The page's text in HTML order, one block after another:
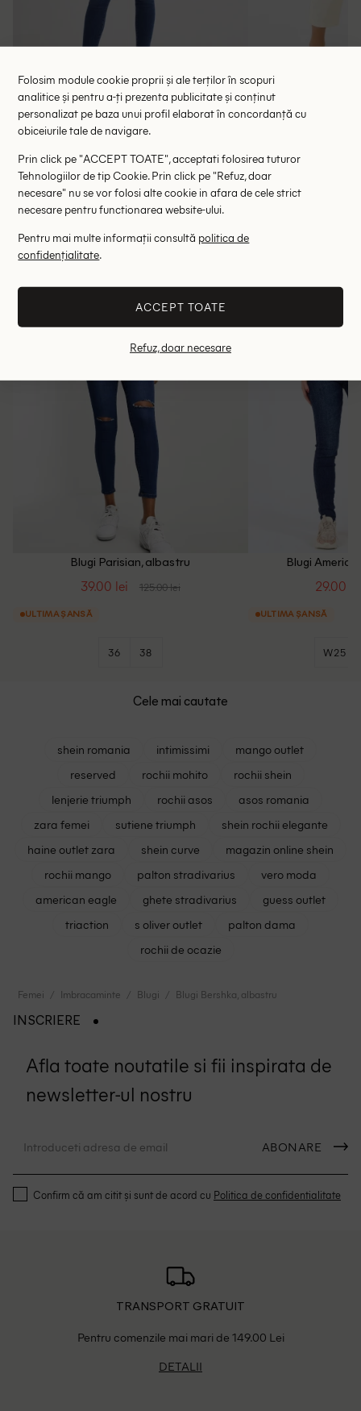
Blugi Pepe Jeans, albastru
138.00 lei 279.00 lei
RRP: 429.00 lei
W26/L28
- 69%
Blugi Parisian, albastru
39.00 lei 125.00 lei
ULTIMA ȘANSĂ
36 38
Blugi
29.00
ULTIMA ȘANSĂ
W25 R
Cele mai cautate
shein romania intimissimi
mango outlet
reserved
rochii mohito
rochii shein
lenjerie triumph
rochii asos
asos romania
zara femei
sutiene triumph
shein rochii elegante
haine outlet zara
shein curve
magazin online shein
rochii mango
palton stradivarius
vero moda
american eagle
ghete stradivarius
guess outlet
triaction
s oliver outlet
palton dama
rochii de ocazie
Femei Imbracaminte Blugi Blugi Bershka, albastru
INSCRIERE
Afla toate noutatile si fii inspirata de
newsletter-ul nostru
ABONARE
Confirm că am citit și sunt de acord cu Politica de confidentialitate
TRANSPORT GRATUIT
Pentru comenzile mai mari de 149.00 Lei
DETALII
Folosim module cookie proprii și ale terților în scopuri
analitice și pentru a-ți prezenta publicitate și conținut
personalizat pe baza unui profil elaborat în concordanță cu
obiceiurile tale de navigare.
Prin click pe "ACCEPT TOATE", acceptati folosirea tuturor
Tehnologiilor de tip Cookie. Prin click pe "Refuz, doar
necesare" nu se vor folosi alte cookie in afara de cele strict
necesare pentru functionarea website-ului.
Pentru mai multe informații consultă politica de
confidențialitate.
ACCEPT TOATE
Refuz, doar necesare